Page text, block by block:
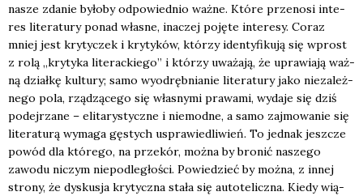
nasze zda­nie było­by odpo­wied­nio waż­ne. Któ­re prze­no­si inte­
res lite­ra­tu­ry ponad wła­sne, ina­czej poję­te inte­re­sy. Coraz
mniej jest kry­ty­czek i kry­ty­ków, któ­rzy iden­ty­fi­ku­ją się wprost
z rolą „kry­ty­ka lite­rac­kie­go” i któ­rzy uwa­ża­ją, że upra­wia­ją waż­
ną dział­kę kul­tu­ry; samo wyod­ręb­nia­nie lite­ra­tu­ry jako nie­za­leż­
ne­go pola, rzą­dzą­ce­go się wła­sny­mi pra­wa­mi, wyda­je się dziś
podej­rza­ne – eli­ta­ry­stycz­ne i nie­mod­ne, a samo zaj­mo­wa­nie się
lite­ra­tu­rą wyma­ga gęstych uspra­wie­dli­wień. To jed­nak jesz­cze
powód dla któ­re­go, na prze­kór, moż­na by bro­nić nasze­go
zawo­du niczym nie­pod­le­gło­ści. Powie­dzieć by moż­na, z innej
stro­ny, że dys­ku­sja kry­tycz­na sta­ła się auto­te­licz­na. Kie­dy wią­